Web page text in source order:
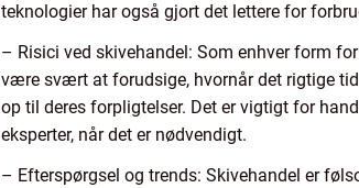
teknologier har også gjort det lettere for
– Risici ved skivehandel: Som enhver form
være svært at forudsige, hvornår det rigtige
op til deres forpligtelser. Det er vigtigt for
eksperter, når det er nødvendigt.
– Efterspørgsel og trends: Skivehandel er